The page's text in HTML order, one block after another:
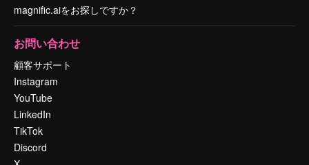
magnific.aiをお探しですか？
お問い合わせ
顧客サポート
Instagram
YouTube
LinkedIn
TikTok
Discord